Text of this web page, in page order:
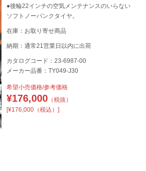
●後輪22インチの空気メンテナンスのいらない
ソフトノーパンクタイヤ。
在庫：お取り寄せ商品
納期：通常21営業日以内に出荷
カタログコード：23-6987-00
メーカー品番：TY049-J30
希望小売価格/参考価格
¥176,000（税抜）
[¥176,000（税込）]